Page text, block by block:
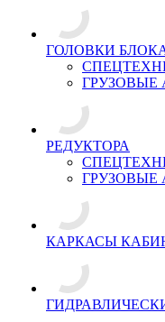
ГОЛОВКИ
ГРУЗОВЫЕ
РЕДУКТОРА
ГРУЗОВЫЕ
КАРКАСЫ